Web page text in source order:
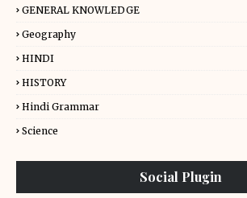
GENERAL KNOWLEDGE
Geography
HINDI
HISTORY
Hindi Grammar
Science
Social Plugin